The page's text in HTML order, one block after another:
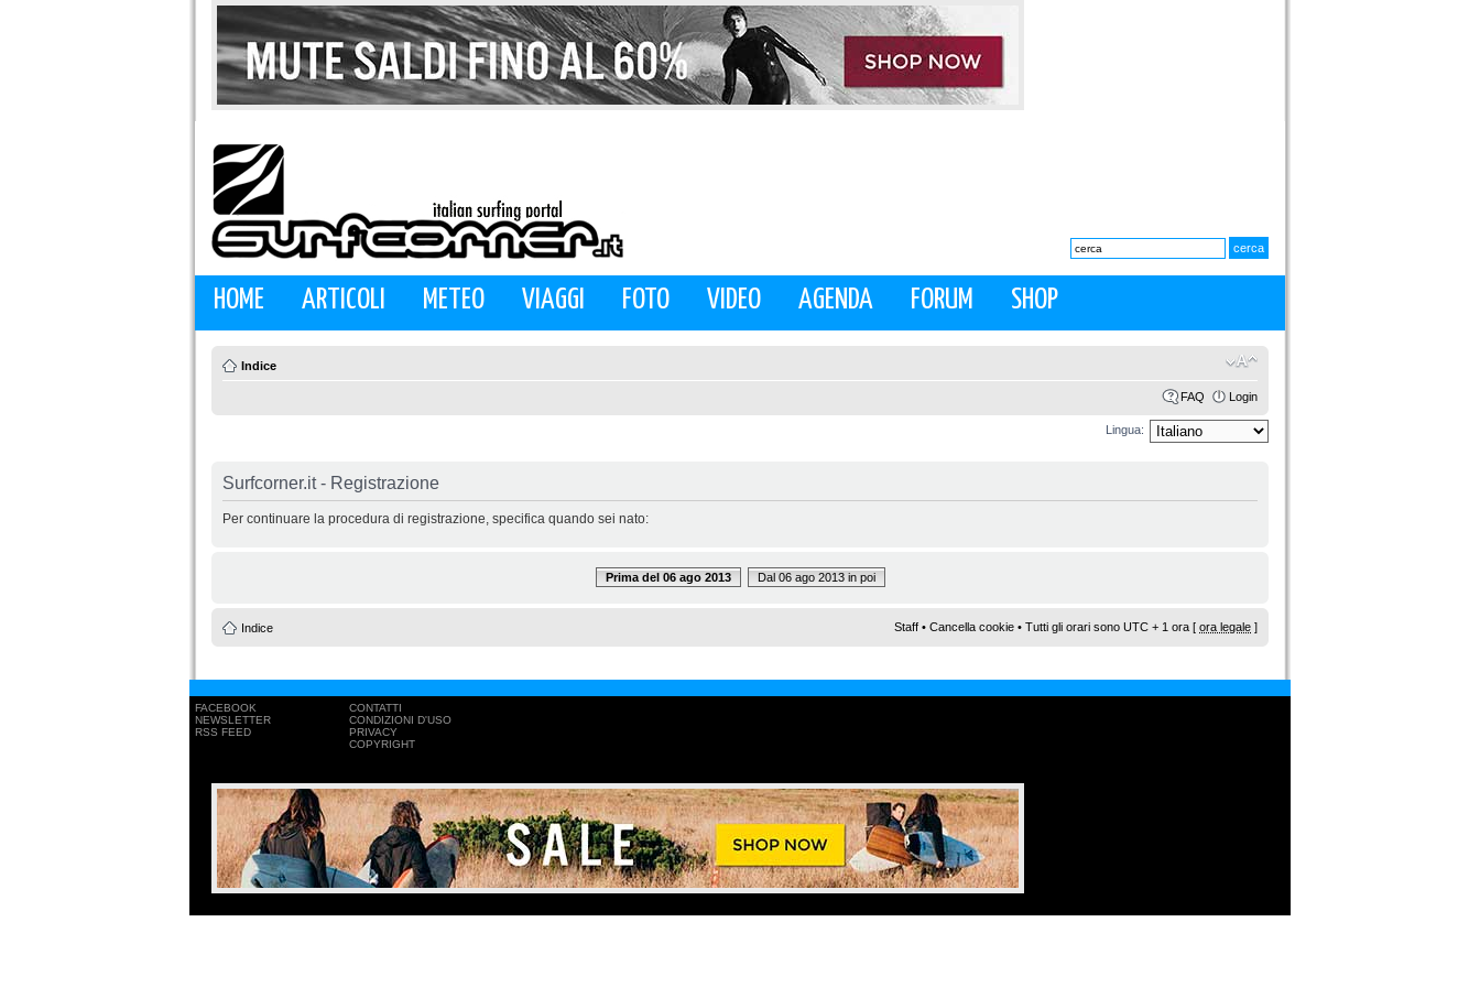
HOME ARTICOLI METEO VIAGGI FOTO VIDEO AGENDA FORUM SHOP
Indice
FAQ Login
Lingua:
Surfcorner.it - Registrazione
Per continuare la procedura di registrazione, specifica quando sei nato:
Prima del 06 ago 2013 Dal 06 ago 2013 in poi
Indice Staff • Cancella cookie • Tutti gli orari sono UTC + 1 ora [ ora legale ]
FACEBOOK
NEWSLETTER
RSS FEED
CONTATTI
CONDIZIONI D'USO
PRIVACY
COPYRIGHT